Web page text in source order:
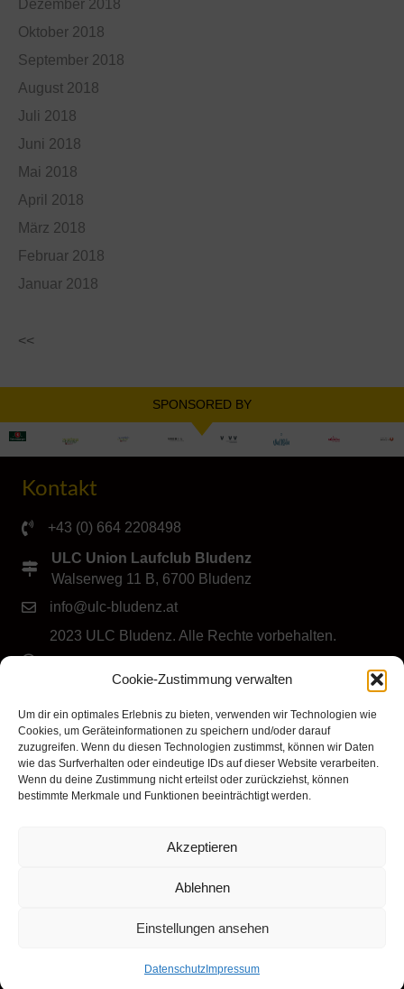
Cookie-Zustimmung verwalten
Um dir ein optimales Erlebnis zu bieten, verwenden wir Technologien wie
Cookies, um Geräteinformationen zu speichern und/oder darauf
zuzugreifen. Wenn du diesen Technologien zustimmst, können wir Daten
wie das Surfverhalten oder eindeutige IDs auf dieser Website verarbeiten.
Wenn du deine Zustimmung nicht erteilst oder zurückziehst, können
bestimmte Merkmale und Funktionen beeinträchtigt werden.
Akzeptieren
Ablehnen
Einstellungen ansehen
Datenschutz Impressum
Dezember 2018
Oktober 2018
September 2018
August 2018
Juli 2018
Juni 2018
Mai 2018
April 2018
März 2018
Februar 2018
Januar 2018
<<
SPONSORED BY
Kontakt
+43 (0) 664 2208498
ULC Union Laufclub Bludenz
Walserweg 11 B, 6700 Bludenz
info@ulc-bludenz.at
2023 ULC Bludenz. Alle Rechte vorbehalten.
Folge dem ULC Bludenz
Klicke hier, um Marketing-Cookies zu